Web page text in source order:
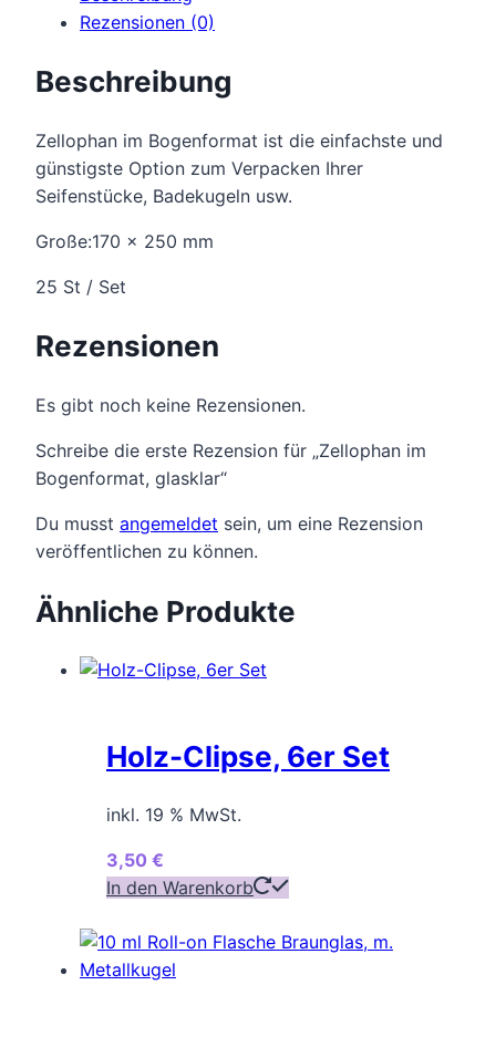
Rezensionen (0)
Beschreibung
Zellophan im Bogenformat ist die einfachste und
günstigste Option zum Verpacken Ihrer
Seifenstücke, Badekugeln usw.
Große:170 x 250 mm
25 St / Set
Rezensionen
Es gibt noch keine Rezensionen.
Schreibe die erste Rezension für „Zellophan im
Bogenformat, glasklar“
Du musst angemeldet sein, um eine Rezension
veröffentlichen zu können.
Ähnliche Produkte
Holz-Clipse, 6er Set
inkl. 19 % MwSt.
3,50 €
In den Warenkorb